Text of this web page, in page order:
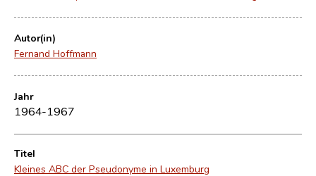
Autor(in)
Fernand Hoffmann
Jahr
1964-1967
Titel
Kleines ABC der Pseudonyme in Luxemburg